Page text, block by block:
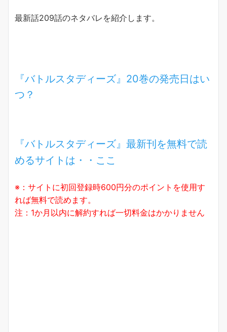
最新話209話のネタバレを紹介します。
『バトルスタディーズ』20巻の発売日はい
つ？
『バトルスタディーズ』最新刊を無料で読
めるサイトは・・ここ
※：サイトに初回登録時600円分のポイントを使用す
れば無料で読めます。
注：1か月以内に解約すれば一切料金はかかりません